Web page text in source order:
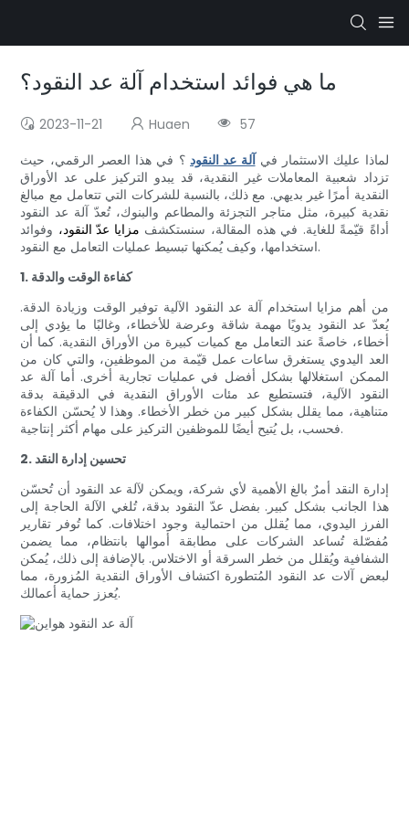
ما هي فوائد استخدام آلة عد النقود؟
2023-11-21 Huaen
57
لماذا عليك الاستثمار فيآلة عد النقود ؟ في هذا العصر الرقمي، حيث
تزداد شعبية المعاملات غير النقدية، قد يبدو التركيز على عد الأوراق
النقدية أمرًا غير بديهي. مع ذلك، بالنسبة للشركات التي تتعامل مع مبالغ
نقدية كبيرة، مثل متاجر التجزئة والمطاعم والبنوك، تُعدّ آلة عد النقود
أداةً قيّمةً للغاية. في هذه المقالة، سنستكشف مزايا عدّ النقود، وفوائد
استخدامها، وكيف يُمكنها تبسيط عمليات التعامل مع النقود.
1. كفاءة الوقت والدقة
من أهم مزايا استخدام آلة عد النقود الآلية توفير الوقت وزيادة الدقة.
يُعدّ عد النقود يدويًا مهمة شاقة وعرضة للأخطاء، وغالبًا ما يؤدي إلى
أخطاء، خاصةً عند التعامل مع كميات كبيرة من الأوراق النقدية. كما أن
العد اليدوي يستغرق ساعات عمل قيّمة من الموظفين، والتي كان من
الممكن استغلالها بشكل أفضل في عمليات تجارية أخرى. أما آلة عد
النقود الآلية، فتستطيع عد مئات الأوراق النقدية في الدقيقة بدقة
متناهية، مما يقلل بشكل كبير من خطر الأخطاء. وهذا لا يُحسّن الكفاءة
فحسب، بل يُتيح أيضًا للموظفين التركيز على مهام أكثر إنتاجية.
2. تحسين إدارة النقد
إدارة النقد أمرٌ بالغ الأهمية لأي شركة، ويمكن لآلة عد النقود أن تُحسّن
هذا الجانب بشكل كبير. بفضل عدّ النقود بدقة، تُلغي الآلة الحاجة إلى
الفرز اليدوي، مما يُقلل من احتمالية وجود اختلافات. كما تُوفر تقارير
مُفصّلة تُساعد الشركات على مطابقة أموالها بانتظام، مما يضمن
الشفافية ويُقلل من خطر السرقة أو الاختلاس. بالإضافة إلى ذلك، يُمكن
لبعض آلات عد النقود المُتطورة اكتشاف الأوراق النقدية المُزورة، مما
يُعزز حماية أعمالك.